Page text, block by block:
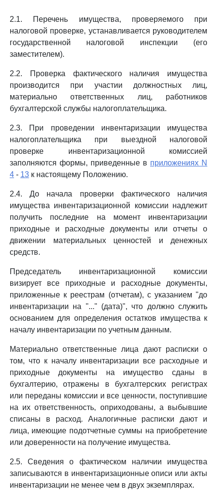
2.1. Перечень имущества, проверяемого при
налоговой проверке, устанавливается руководителем
государственной налоговой инспекции (его
заместителем).
2.2. Проверка фактического наличия имущества
производится при участии должностных лиц,
материально ответственных лиц, работников
бухгалтерской службы налогоплательщика.
2.3. При проведении инвентаризации имущества
налогоплательщика при выездной налоговой
проверке инвентаризационной комиссией
заполняются формы, приведенные в приложениях N
4 - 13 к настоящему Положению.
2.4. До начала проверки фактического наличия
имущества инвентаризационной комиссии надлежит
получить последние на момент инвентаризации
приходные и расходные документы или отчеты о
движении материальных ценностей и денежных
средств.
Председатель инвентаризационной комиссии
визирует все приходные и расходные документы,
приложенные к реестрам (отчетам), с указанием "до
инвентаризации на "..." (дата)", что должно служить
основанием для определения остатков имущества к
началу инвентаризации по учетным данным.
Материально ответственные лица дают расписки о
том, что к началу инвентаризации все расходные и
приходные документы на имущество сданы в
бухгалтерию, отражены в бухгалтерских регистрах
или переданы комиссии и все ценности, поступившие
на их ответственность, оприходованы, а выбывшие
списаны в расход. Аналогичные расписки дают и
лица, имеющие подотчетные суммы на приобретение
или доверенности на получение имущества.
2.5. Сведения о фактическом наличии имущества
записываются в инвентаризационные описи или акты
инвентаризации не менее чем в двух экземплярах.